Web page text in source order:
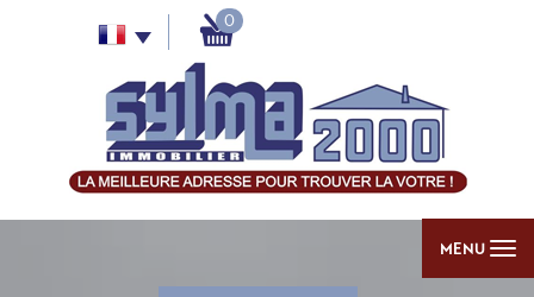
0
MENU